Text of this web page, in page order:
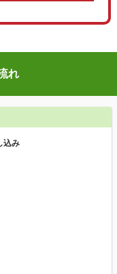
れ
込み